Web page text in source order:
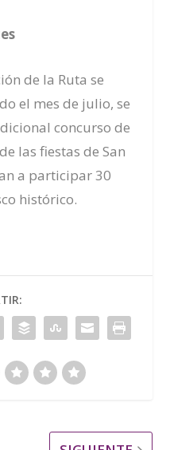
de la Ruta se
el mes de julio, se
concurso de
las fiestas de San
a participar 30
histórico.